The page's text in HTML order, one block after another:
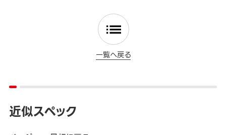
一覧へ戻る
近似スペック